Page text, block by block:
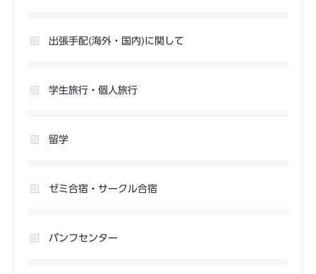
出張手配(海外・国内)に関して
学生旅行・個人旅行
留学
ゼミ合宿・サークル合宿
パンフセンター